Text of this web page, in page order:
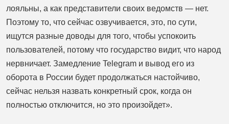
лояльны, а как представители своих ведомств — нет.
Поэтому то, что сейчас озвучивается, это, по сути,
ищутся разные доводы для того, чтобы успокоить
пользователей, потому что государство видит, что народ
нервничает. Замедление Telegram и вывод его из
оборота в России будет продолжаться настойчиво,
сейчас нельзя назвать конкретный срок, когда он
полностью отключится, но это произойдет».